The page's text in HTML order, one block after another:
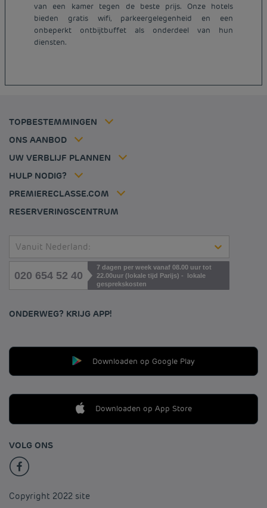
van een kamer tegen de beste prijs. Onze hotels
bieden gratis wifi, parkeergelegenheid en een
onbeperkt ontbijtbuffet als onderdeel van hun
diensten.
TOPBESTEMMINGEN
Goedkope hotels Parijs
Goedkope hotels Nederland
Goedkope hotels Breda
Goedkope hotels Dijon
ONS AANBOD
Lid tarief
UW VERBLIJF PLANNEN
HULP NODIG?
PREMIERECLASSE.COM
Juridische kennisgeving
Algemene voorwaarden voor de verkoop
Flavours Instant Benefit Algemene bepalingen en
Tax policy
Vacatures
RESERVERINGSCENTRUM
Vanuit Nederland:
020 654 52 40
7 dagen per week vanaf 08.00 uur tot
22.00uur (lokale tijd Parijs) - lokale
gesprekskosten
ONDERWEG? KRIJG APP!
Downloaden op Google Play
Downloaden op App Store
VOLG ONS
Copyright 2022 site